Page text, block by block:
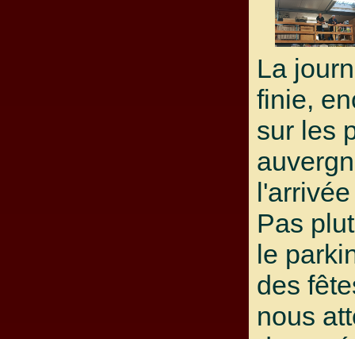
La
finie,
sur les
Pas
le
des
nous